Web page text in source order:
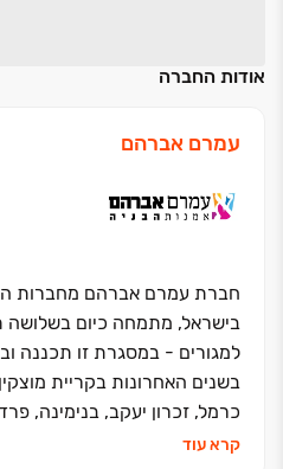
אודות החברה
עמרם אברהם
חברת עמרם אברהם מחברות
בישראל, מתמחה כיום בשלושה
למגורים - במסגרת זו תכננה
בשנים האחרונות בקריית
כרמל, זכרון יעקב, בנימינה,
רעננה, תל אביב-יפו, ראש
קרא עוד